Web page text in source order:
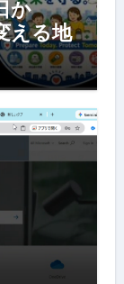
か
える地